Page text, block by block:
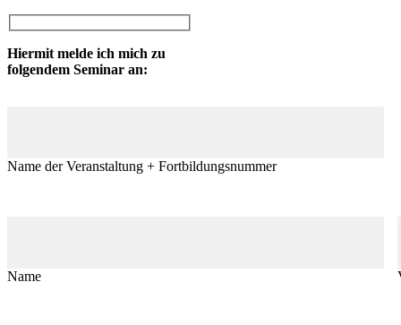
Hiermit melde ich mich zu
folgendem Seminar an:
Name der Veranstaltung + Fortbildungsnummer
Name